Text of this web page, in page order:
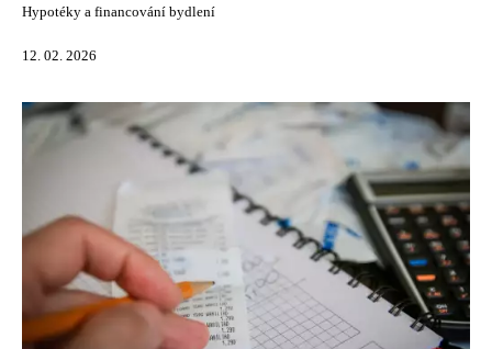
Hypotéky a financování bydlení
12. 02. 2026